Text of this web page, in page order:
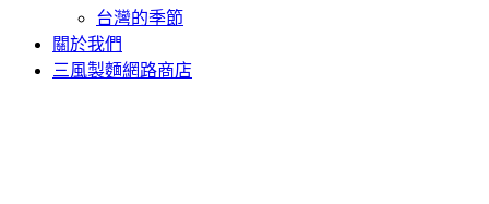
台灣的季節
關於我們
三風製麵網路商店